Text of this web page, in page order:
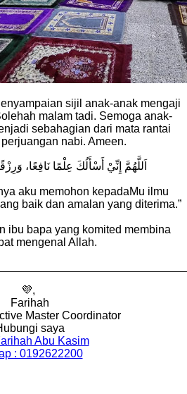
sijil anak-anak mengaji
malam tadi. Semoga anak-
sebahagian dari mata rantai
nabi. Ameen.
اَللَّهُمَّ إِنِّيْ أَسْأَلُكَ عِلْمًا نَافِعًا،
aku memohon kepadaMu ilmu
baik dan amalan yang diterima.”
ibu bapa yang komited membina
mengenal Allah.
💜,
Farihah
Master Coordinator
saya
Abu Kasim
: 0192622200